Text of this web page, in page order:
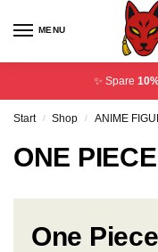
MENU
✨ Spare
Start / Shop / ANIME
ONE
One